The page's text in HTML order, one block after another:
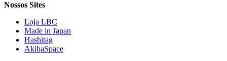
Nossos Sites
Loja LBC
Made in Japan
Hashitag
AkibaSpace